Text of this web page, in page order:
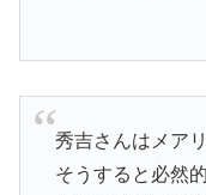
秀吉さんはメア
そうすると必然